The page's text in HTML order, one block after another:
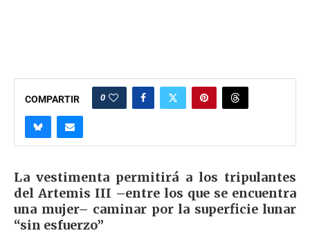
COMPARTIR 0
La vestimenta permitirá a los tripulantes
del Artemis III –entre los que se encuentra
una mujer– caminar por la superficie lunar
“sin esfuerzo”